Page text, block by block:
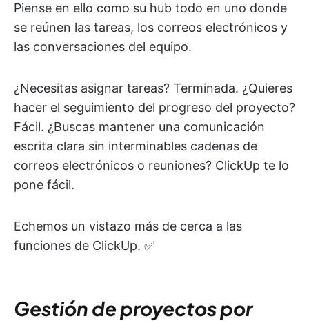
Piense en ello como su hub todo en uno donde
se reúnen las tareas, los correos electrónicos y
las conversaciones del equipo.
¿Necesitas asignar tareas? Terminada. ¿Quieres
hacer el seguimiento del progreso del proyecto?
Fácil. ¿Buscas mantener una comunicación
escrita clara sin interminables cadenas de
correos electrónicos o reuniones? ClickUp te lo
pone fácil.
Echemos un vistazo más de cerca a las
funciones de ClickUp. ✅
Gestión de proyectos por